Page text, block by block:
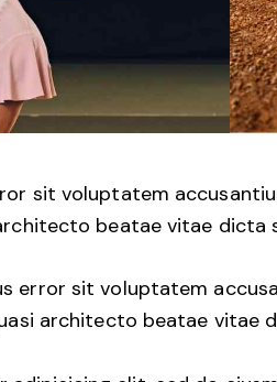
sit voluptatem
beatae vitae dicta
error sit voluptatem
architecto beatae vitae